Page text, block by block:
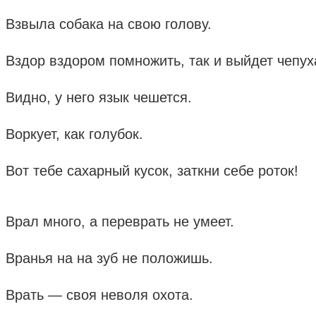
Взвыла собака на свою голову.
Вздор вздором помножить, так и выйдет
Видно, у него язык чешется.
Воркует, как голубок.
Вот тебе сахарный кусок, заткни себе роток!
Врал много, а переврать не умеет.
Вранья на на зуб не положишь.
Врать — своя неволя охота.